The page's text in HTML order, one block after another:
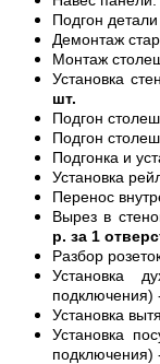
Подгон
Демонтаж
Монтаж
Установка
шт.
Подгон
Подгон
Подгонка и
Установка
Перенос
Вырез в
р. за 1
Разбор
Установка
подключения)
Установка
Установка
подключения)